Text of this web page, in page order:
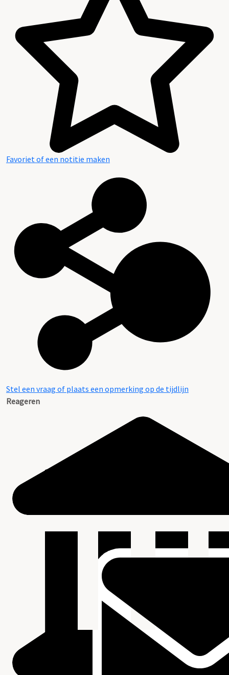
Favoriet of een notitie maken
Stel een vraag of plaats een opmerking op de tijdlijn
Reageren